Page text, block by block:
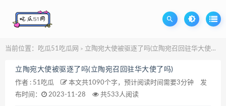
当前位置： 吃瓜51吃瓜网 > 立陶宛大使被驱逐了吗(立陶宛召回驻华大使了吗)
立陶宛大使被驱逐了吗(立陶宛召回驻华大使了吗)
作者 : 51吃瓜 本文共1090个字，预计阅读时间需要3分钟
发
布时间：
2023-11-28 共533人阅读